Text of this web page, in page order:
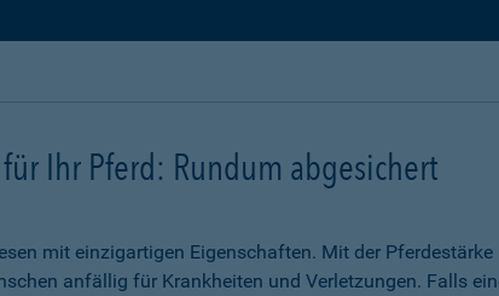
Ihr Pferd: Rundum abgesichert
mit einzigartigen Eigenschaften. Mit der
anfällig für Krankheiten und Verletzungen. Falls